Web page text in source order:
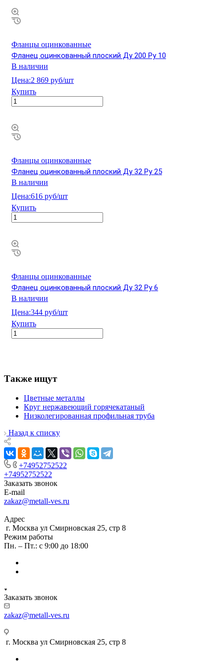
Фланцы оцинкованные
Фланец оцинкованный плоский Ду 200 Ру 10
В наличии
Цена:2 869 руб/шт
Купить
Фланцы оцинкованные
Фланец оцинкованный плоский Ду 32 Ру 25
В наличии
Цена:616 руб/шт
Купить
Фланцы оцинкованные
Фланец оцинкованный плоский Ду 32 Ру 6
В наличии
Цена:344 руб/шт
Купить
Также ищут
Цветные металлы
Круг нержавеющий горячекатаный
Низколегированная профильная труба
Назад к списку
+74952752522
+74952752522
Заказать звонок
E-mail
zakaz@metall-ves.ru
Адрес
г. Москва ул Смирновская 25, стр 8
Режим работы
Пн. – Пт.: с 9:00 до 18:00
Заказать звонок
zakaz@metall-ves.ru
г. Москва ул Смирновская 25, стр 8